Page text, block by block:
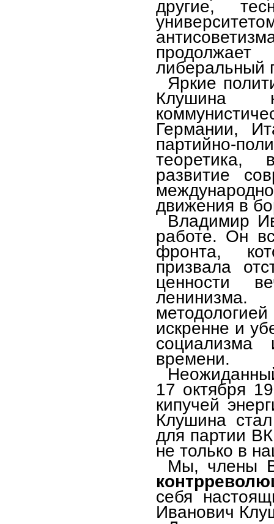
другие,
либеральный
Яркие
Клушина
Германии,
партийно-
теоретика,
развитие
движения в
Владимир
работе. Он
фронта,
призвала
ценности
искренне и
времени.
17 октября
кипучей
Клушина
для партии
не только в
Мы, члены
себя
Иванович